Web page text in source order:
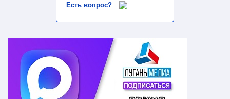
Есть вопрос?